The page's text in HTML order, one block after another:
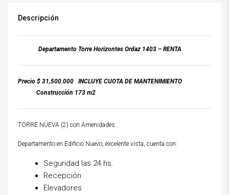
Descripción
Departamento Torre Horizontes Ordaz 1403 – RENTA
Precio $ 31,500.000 INCLUYE CUOTA DE MANTENIMIENTO
Construcción 173 m2
TORRE NUEVA (2) con Amenidades
Departamento en Edificio Nuevo, excelente vista, cuenta con:
Seguridad las 24 hs.
Recepción
Elevadores